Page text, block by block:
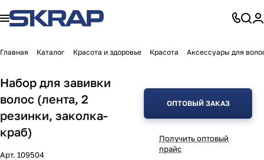
Главная Каталог Красота и здоровье Красота Аксессуары для
Набор для завивки
волос (лента, 2
резинки, заколка-
краб)
Арт. 109504
ОПТОВЫЙ ЗАКАЗ
Получить оптовый
прайс